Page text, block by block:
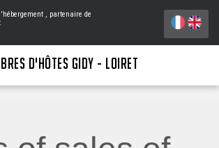
, partenaire de
D'HÔTES GIDY - LOIRET